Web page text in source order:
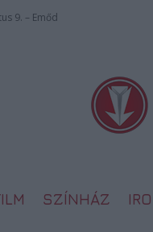
9. – Emőd
SZÍNHÁZ